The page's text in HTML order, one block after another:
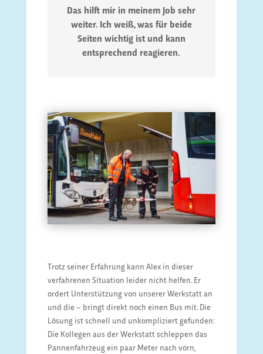
Das hilft mir in meinem Job sehr
weiter. Ich weiß, was für beide
Seiten wichtig ist und kann
entsprechend reagieren.
Trotz seiner Erfahrung kann Alex in dieser
verfahrenen Situation leider nicht helfen. Er
ordert Unterstützung von unserer Werkstatt an
und die – bringt direkt noch einen Bus mit. Die
Lösung ist schnell und unkompliziert gefunden:
Die Kollegen aus der Werkstatt schleppen das
Pannenfahrzeug ein paar Meter nach vorn,